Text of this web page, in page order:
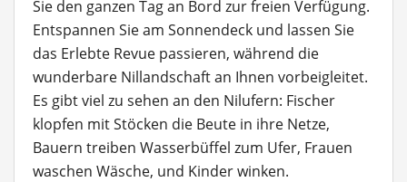
Sie den ganzen Tag an Bord zur freien Verfügung.
Entspannen Sie am Sonnendeck und lassen Sie
das Erlebte Revue passieren, während die
wunderbare Nillandschaft an Ihnen vorbeigleitet.
Es gibt viel zu sehen an den Nilufern: Fischer
klopfen mit Stöcken die Beute in ihre Netze,
Bauern treiben Wasserbüffel zum Ufer, Frauen
waschen Wäsche, und Kinder winken.